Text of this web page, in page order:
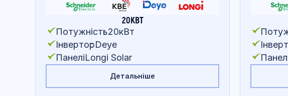
20КВТ
Потужність
:20кВт
Інвертор
: Deye
Панелі
: Longi Solar
Детальніше
: